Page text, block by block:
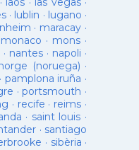
· lublin · lugano ·
· maracay ·
monaco · mons ·
· nantes· napoli ·
(noruega) ·
· pamplona iruña ·
·portsmouth ·
· recife · reims ·
· saint louis ·
· santiago
· sibèria ·